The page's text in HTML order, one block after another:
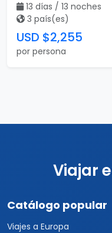
13 días / 13 noches
3 país(es)
USD $2,255
por persona
Viajar
Catálogo popular
Viajes a Europa